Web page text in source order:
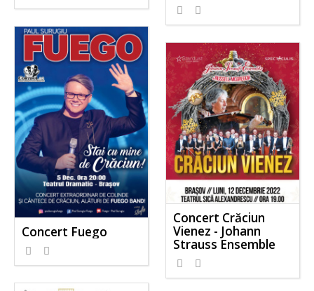
Concert Fuego
Concert Crăciun
Vienez - Johann
Strauss Ensemble